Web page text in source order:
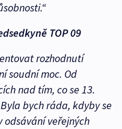
TOP 09
rozhodnutí
soudní moc. Od
nad tím, co se 13.
bych ráda, kdyby se
odsávání veřejných